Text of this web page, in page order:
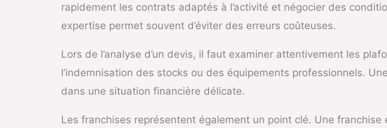
rapidement les contrats adaptés à l’activité et négocier des
expertise permet souvent d’éviter des erreurs coûteuses.
Lors de l’analyse d’un devis, il faut examiner attentivement les
l’indemnisation des stocks ou des équipements professionnels.
dans une situation financière délicate.
Les franchises représentent également un point clé. Une